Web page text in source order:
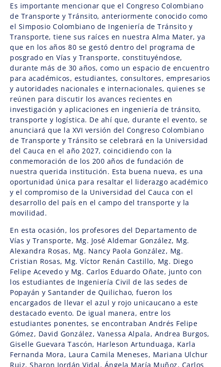
Es importante mencionar que el Congreso Colombiano
de Transporte y Tránsito, anteriormente conocido como
el Simposio Colombiano de Ingeniería de Tránsito y
Transporte, tiene sus raíces en nuestra Alma Mater, ya
que en los años 80 se gestó dentro del programa de
posgrado en Vías y Transporte, constituyéndose,
durante más de 30 años, como un espacio de encuentro
para académicos, estudiantes, consultores, empresarios
y autoridades nacionales e internacionales, quienes se
reúnen para discutir los avances recientes en
investigación y aplicaciones en ingeniería de tránsito,
transporte y logística. De ahí que, durante el evento, se
anunciará que la XVI versión del Congreso Colombiano
de Transporte y Tránsito se celebrará en la Universidad
del Cauca en el año 2027, coincidiendo con la
conmemoración de los 200 años de fundación de
nuestra querida institución. Esta buena nueva, es una
oportunidad única para resaltar el liderazgo académico
y el compromiso de la Universidad del Cauca con el
desarrollo del país en el campo del transporte y la
movilidad.
En esta ocasión, los profesores del Departamento de
Vías y Transporte, Mg. José Aldemar González, Mg.
Alexandra Rosas, Mg. Nancy Paola González, Mg.
Cristian Rosas, Mg. Víctor Renán Castillo, Mg. Diego
Felipe Acevedo y Mg. Carlos Eduardo Oñate, junto con
los estudiantes de Ingeniería Civil de las sedes de
Popayán y Santander de Quilichao, fueron los
encargados de llevar el azul y rojo unicaucano a este
destacado evento. De igual manera, entre los
estudiantes ponentes, se encontraban Andrés Felipe
Gómez, David González, Vanessa Alpala, Andrea Burgos,
Giselle Guevara Tascón, Harleson Artunduaga, Karla
Fernanda Mora, Laura Camila Meneses, Mariana Ulchur
Ruiz, Sharon Jordán Vidal, Ángela María Muñoz, Carlos